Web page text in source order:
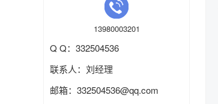
13980003201
Q Q：332504536
联系人：刘经理
邮箱： 332504536@qq.com